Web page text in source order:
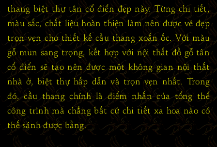
thang biệt thự tân cổ điển đẹp này. Từng chi tiết,
màu sắc, chất liệu hoàn thiện làm nên được vẻ đẹp
trọn vẹn cho thiết kế cầu thang xoắn ốc. Với màu
gỗ mun sang trọng, kết hợp với nội thất đồ gỗ tân
cổ điển sẽ tạo nên được một không gian nội thất
nhà ở, biệt thự hấp dẫn và trọn vẹn nhất. Trong
đó, cầu thang chính là điểm nhấn của tổng thể
công trình mà chẳng bất cứ chi tiết xa hoa nào có
thế sánh được bằng.